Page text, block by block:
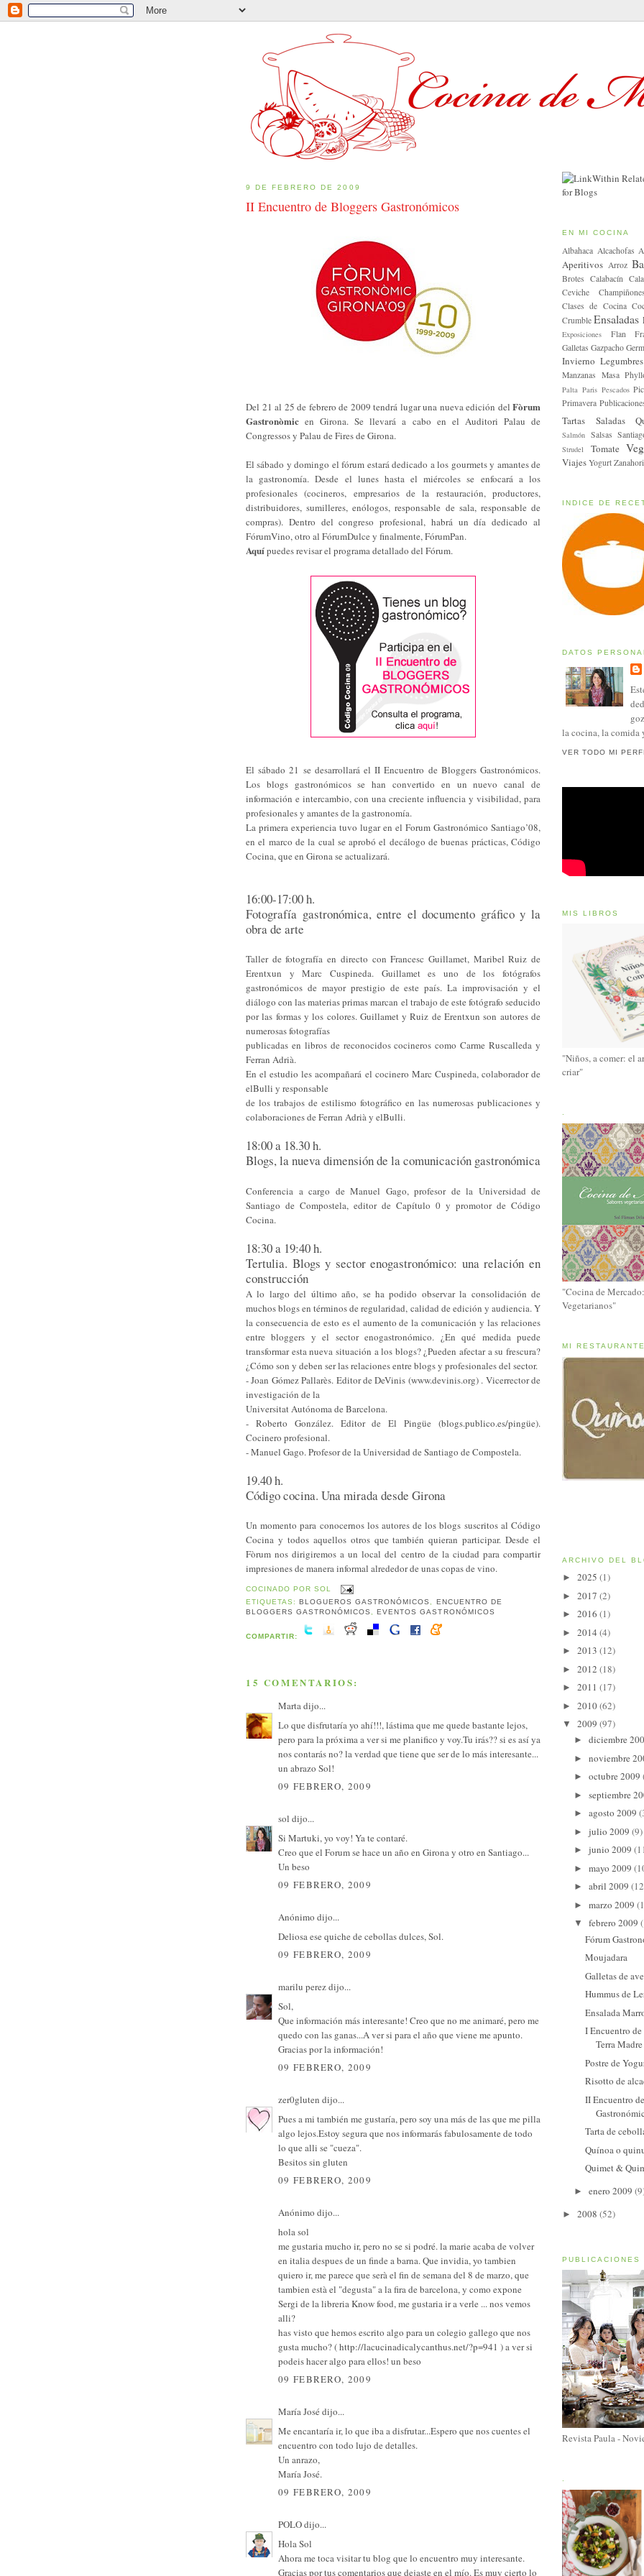
9 DE FEBRERO DE 2009
II Encuentro de Bloggers Gastronómicos
Del 21 al 25 de febrero de 2009 tendrá lugar una nueva edición del Fòrum
Gastronòmic en Girona. Se llevará a cabo en el Auditori Palau de
Congressos y Palau de Fires de Girona.
El sábado y domingo el fórum estará dedicado a los gourmets y amantes de
la gastronomía. Desde el lunes hasta el miércoles se enfocará a los
profesionales (cocineros, empresarios de la restauración, productores,
distribuidores, sumilleres, enólogos, responsable de sala, responsable de
compras). Dentro del congreso profesional, habrá un día dedicado al
FórumVino, otro al FórumDulce y finalmente, FórumPan.
Aquípuedes revisar el programa detallado del Fórum.
El sábado 21 se desarrollará el II Encuentro de Bloggers Gastronómicos.
Los blogs gastronómicos se han convertido en un nuevo canal de
información e intercambio, con una creciente influencia y visibilidad, para
profesionales y amantes de la gastronomía.
La primera experiencia tuvo lugar en el Forum Gastronómico Santiago’08,
en el marco de la cual se aprobó el decálogo de buenas prácticas, Código
Cocina, que en Girona se actualizará.
16:00-17:00 h.
Fotografía gastronómica, entre el documento gráfico y la
obra de arte
Taller de fotografía en directo con Francesc Guillamet, Maribel Ruiz de
Erentxun y Marc Cuspineda. Guillamet es uno de los fotógrafos
gastronómicos de mayor prestigio de este país. La improvisación y el
diálogo con las materias primas marcan el trabajo de este fotógrafo seducido
por las formas y los colores. Guillamet y Ruiz de Erentxun son autores de
numerosas fotografías
publicadas en libros de reconocidos cocineros como Carme Ruscalleda y
Ferran Adrià.
En el estudio les acompañará el cocinero Marc Cuspineda, colaborador de
elBulli y responsable
de los trabajos de estilismo fotográfico en las numerosas publicaciones y
colaboraciones de Ferran Adrià y elBulli.
18:00 a 18.30 h.
Blogs, la nueva dimensión de la comunicación gastronómica
Conferencia a cargo de Manuel Gago, profesor de la Universidad de
Santiago de Compostela, editor de Capítulo 0 y promotor de Código
Cocina.
18:30 a 19:40 h.
Tertulia. Blogs y sector enogastronómico: una relación en
construcción
A lo largo del último año, se ha podido observar la consolidación de
muchos blogs en términos de regularidad, calidad de edición y audiencia. Y
la consecuencia de esto es el aumento de la comunicación y las relaciones
entre bloggers y el sector enogastronómico. ¿En qué medida puede
transformar esta nueva situación a los blogs? ¿Pueden afectar a su frescura?
¿Cómo son y deben ser las relaciones entre blogs y profesionales del sector.
- Joan Gómez Pallarès. Editor de DeVinis (www.devinis.org) . Vicerrector de
investigación de la
Universitat Autónoma de Barcelona.
- Roberto González. Editor de El Pingüe (blogs.publico.es/pingüe).
Cocinero profesional.
- Manuel Gago. Profesor de la Universidad de Santiago de Compostela.
19.40 h.
Código cocina. Una mirada desde Girona
Un momento para conocernos los autores de los blogs suscritos al Código
Cocina y todos aquellos otros que también quieran participar. Desde el
Fòrum nos dirigiremos a un local del centro de la ciudad para compartir
impresiones de manera informal alrededor de unas copas de vino.
COCINADO PORSOL
ETIQUETAS: BLOGUEROS GASTRONÓMICOS ,
ENCUENTRO DE
BLOGGERS GASTRONÓMICOS , EVENTOS GASTRONÓMICOS
COMPARTIR:
15 COMENTARIOS:
Martadijo...
Lo que disfrutaría yo ahí!!!, lástima que me quede bastante lejos,
pero para la próxima a ver si me planifico y voy.Tu irás?? si es así ya
nos contarás no? la verdad que tiene que ser de lo más interesante...
un abrazo Sol!
09 FEBRERO, 2009
sol dijo...
Si Martuki, yo voy! Ya te contaré.
Creo que el Forum se hace un año en Girona y otro en Santiago...
Un beso
09 FEBRERO, 2009
Anónimo dijo...
Deliosa ese quiche de cebollas dulces, Sol.
09 FEBRERO, 2009
marilu perezdijo...
Sol,
Que información más interesante! Creo que no me animaré, pero me
quedo con las ganas...A ver si para el año que viene me apunto.
Gracias por la información!
09 FEBRERO, 2009
zer0gluten dijo...
Pues a mi también me gustaría, pero soy una más de las que me pilla
algo lejos.Estoy segura que nos informarás fabulosamente de todo
lo que alli se "cueza".
Besitos sin gluten
09 FEBRERO, 2009
Anónimo dijo...
hola sol
me gustaria mucho ir, pero no se si podré. la marie acaba de volver
en italia despues de un finde a barna. Que invidia, yo tambien
quiero ir, me parece que serà el fin de semana del 8 de marzo, que
tambien està el "degusta" a la fira de barcelona, y como expone
Sergi de la libreria Know food, me gustaria ir a verle ... nos vemos
alli?
has visto que hemos escrito algo para un colegio gallego que nos
gusta mucho? ( http://lacucinadicalycanthus.net/?p=941 ) a ver si
podeis hacer algo para ellos! un beso
09 FEBRERO, 2009
María José dijo...
Me encantaría ir, lo que iba a disfrutar...Espero que nos cuentes el
encuentro con todo lujo de detalles.
Un anrazo,
María José.
09 FEBRERO, 2009
POLOdijo...
Hola Sol
Ahora me toca visitar tu blog que lo encuentro muy interesante.
Gracias por tus comentarios que dejaste en el mío. Es muy cierto lo
EN MI COCINA
Albahaca Alcachofas
Aperitivos Arroz
Brotes Calabacín
Ceviche Champiñones
Clases de Cocina
Crumble Ensaladas
Exposiciones Flan
Galletas Gazpacho
Invierno Legumbres
Manzanas Masa
Palta Paris Pescados
Primavera
Tartas Saladas
Salmón Salsas
Strudel Tomate
Viajes Yogurt
INDICE DE
DATOS
la cocina, la comida
VER TODO MI
MIS LIBROS
"Niños, a comer: el
criar"
.
"Cocina de
Vegetarianos"
MI RESTAURANTE
ARCHIVO DEL
► 2025 (1)
► 2017 (2)
► 2016 (1)
► 2014 (4)
► 2013 (12)
► 2012 (18)
► 2011 (17)
► 2010(62)
▼ 2009 (97)
► diciembre
► noviembre
► octubre 2009
► septiembre
► agosto 2009
► julio 2009 (9)
► junio 2009
► mayo 2009
► abril 2009
► marzo 2009
▼ febrero 2009
Fórum
Moujadara
Galletas de
Hummus de
Ensalada
I Encuentro
Terra
Postre de
Risotto de
II Encuentro
Tarta de
Quínoa o
Quimet &
► enero 2009
► 2008 (52)
PUBLICACIONES
Revista Paula -
.